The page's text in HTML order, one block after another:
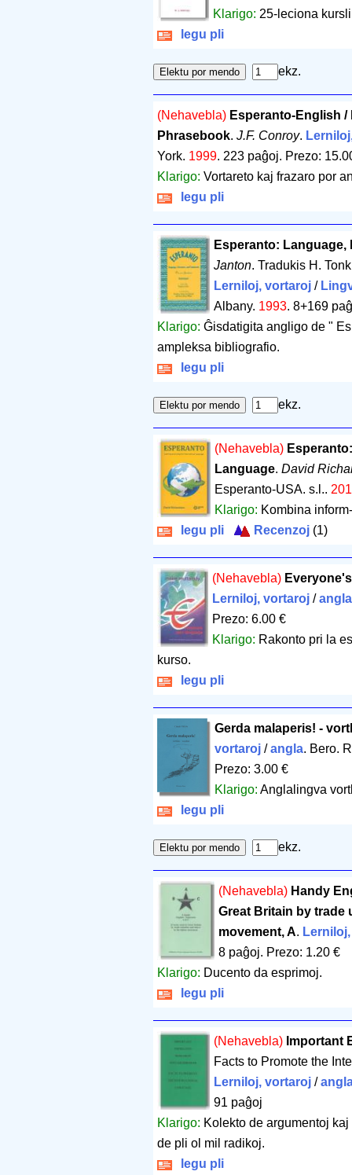
Klarigo: 25-leciona
legu pli
ekz.
(Nehavebla) Esperanto-English
Phrasebook. J.F. Conroy.
York. 1999. 223 paĝoj. Prezo:
Klarigo: Vortareto kaj frazaro por
legu pli
Esperanto:
Janton. Tradukis H.
Lerniloj, vortaroj /
Albany. 1993.8+169
Klarigo: Ĝisdatigita angligo de "
ampleksa bibliografio.
legu pli
ekz.
(Nehavebla)
Language.David
Esperanto-USA. s.l..
Klarigo: Kombina
legu pli
Recenzoj (1)
(Nehavebla)
Lerniloj, vortaroj /angla
Prezo: 6.00 €
Klarigo: Rakonto pri la
kurso.
legu pli
Gerda malaperis! -
vortaroj/angla. Bero.
Prezo: 3.00 €
Klarigo: Anglalingva
legu pli
ekz.
(Nehavebla) Handy
Great Britain by trade
movement, A.
8 paĝoj. Prezo: 1.20 €
Klarigo: Ducento da esprimoj.
legu pli
(Nehavebla) Important
Facts to Promote the
Lerniloj, vortaroj /
91 paĝoj
Klarigo: Kolekto de argumentoj
de pli ol mil radikoj.
legu pli